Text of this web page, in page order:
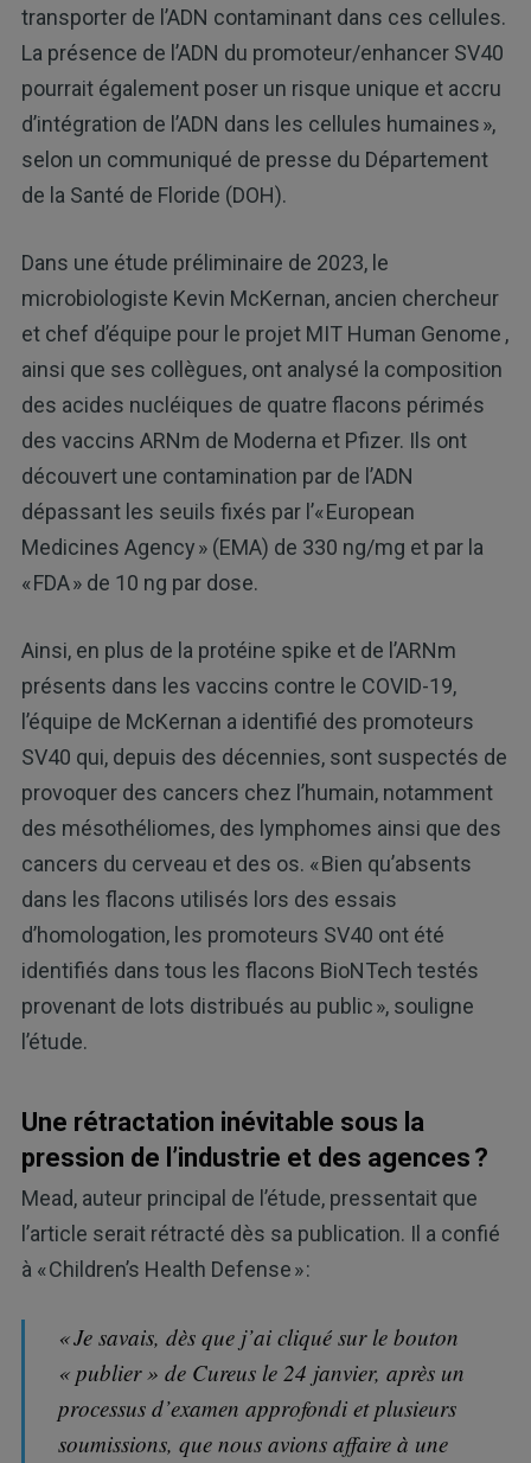
transporter de l’ADN contaminant dans ces cellules.
La présence de l’ADN du promoteur/enhancer SV40
pourrait également poser un risque unique et accru
d’intégration de l’ADN dans les cellules humaines »,
selon un communiqué de presse du Département
de la Santé de Floride (DOH).
Dans une étude préliminaire de 2023, le
microbiologiste Kevin McKernan, ancien chercheur
et chef d’équipe pour le projet MIT Human Genome ,
ainsi que ses collègues, ont analysé la composition
des acides nucléiques de quatre flacons périmés
des vaccins ARNm de Moderna et Pfizer. Ils ont
découvert une contamination par de l’ADN
dépassant les seuils fixés par l’« European
Medicines Agency » (EMA) de 330 ng/mg et par la
« FDA » de 10 ng par dose.
Ainsi, en plus de la protéine spike et de l’ARNm
présents dans les vaccins contre le COVID-19,
l’équipe de McKernan a identifié des promoteurs
SV40 qui, depuis des décennies, sont suspectés de
provoquer des cancers chez l’humain, notamment
des mésothéliomes, des lymphomes ainsi que des
cancers du cerveau et des os. « Bien qu’absents
dans les flacons utilisés lors des essais
d’homologation, les promoteurs SV40 ont été
identifiés dans tous les flacons BioNTech testés
provenant de lots distribués au public », souligne
l’étude.
Une rétractation inévitable sous la
pression de l’industrie et des agences ?
Mead, auteur principal de l’étude, pressentait que
l’article serait rétracté dès sa publication. Il a confié
à « Children’s Health Defense » :
« Je savais, dès que j’ai cliqué sur le bouton
« publier » de Cureus le 24 janvier, après un
processus d’examen approfondi et plusieurs
soumissions, que nous avions affaire à une